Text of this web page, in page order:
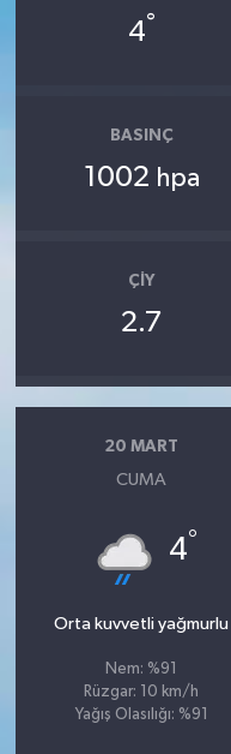
4°
BASINÇ
1002 hpa
ÇIY
2.7
20 MART
CUMA
4°
Orta kuvvetli yağmurlu
Nem: %91
Rüzgar: 10 km/h
Yağış Olasılığı: %91